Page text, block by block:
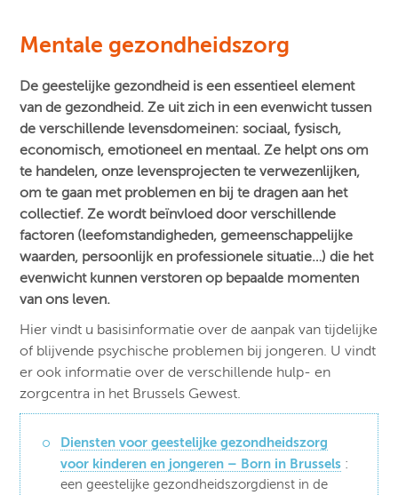
Mentale gezondheidszorg
De geestelijke gezondheid is een essentieel element
van de gezondheid. Ze uit zich in een evenwicht tussen
de verschillende levensdomeinen: sociaal, fysisch,
economisch, emotioneel en mentaal. Ze helpt ons om
te handelen, onze levensprojecten te verwezenlijken,
om te gaan met problemen en bij te dragen aan het
collectief. Ze wordt beïnvloed door verschillende
factoren (leefomstandigheden, gemeenschappelijke
waarden, persoonlijk en professionele situatie…) die het
evenwicht kunnen verstoren op bepaalde momenten
van ons leven.
Hier vindt u basisinformatie over de aanpak van tijdelijke
of blijvende psychische problemen bij jongeren. U vindt
er ook informatie over de verschillende hulp- en
zorgcentra in het Brussels Gewest.
Diensten voor geestelijke gezondheidszorg
voor kinderen en jongeren – Born in Brussels :
een geestelijke gezondheidszorgdienst in de